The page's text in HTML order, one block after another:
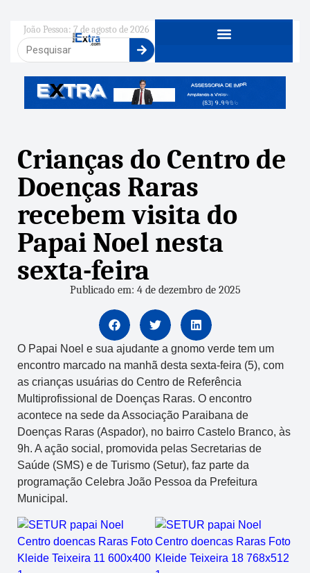
João Pessoa: 7 de agosto de 2026
Crianças do Centro de
Doenças Raras
recebem visita do
Papai Noel nesta
sexta-feira
Publicado em: 4 de dezembro de 2025
O Papai Noel e sua ajudante a gnomo verde tem um
encontro marcado na manhã desta sexta-feira (5), com
as crianças usuárias do Centro de Referência
Multiprofissional de Doenças Raras. O encontro
acontece na sede da Associação Paraibana de
Doenças Raras (Aspador), no bairro Castelo Branco, às
9h. A ação social, promovida pelas Secretarias de
Saúde (SMS) e de Turismo (Setur), faz parte da
programação Celebra João Pessoa da Prefeitura
Municipal.